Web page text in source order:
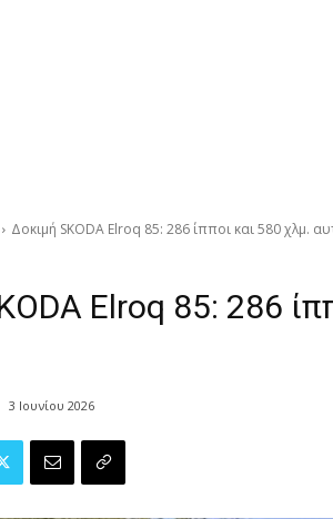
Δοκιμή SKODA Elroq 85: 286 ίπποι και 580 χλμ.
Elroq 85: 286
3 Ιουνίου 2026